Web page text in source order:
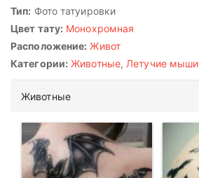
Тип: Фото татуировки
Цвет тату: Монохромная
Расположение: Живот
Категории: Животные, Летучие мыши
Животные